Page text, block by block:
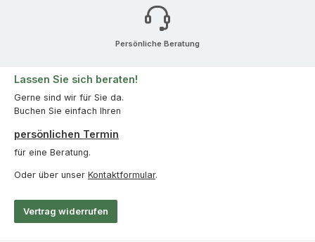
Persönliche Beratung
Lassen Sie sich beraten!
Gerne sind wir für Sie da.
Buchen Sie einfach Ihren
persönlichen Termin
für eine Beratung.
Oder über unser Kontaktformular.
Vertrag widerrufen